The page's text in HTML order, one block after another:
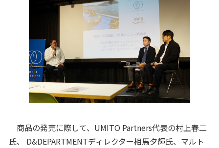
商品の発売に際して、UMITO Partners代表の村上春二
氏、 D&DEPARTMENTディレクター相馬夕輝氏、マルト